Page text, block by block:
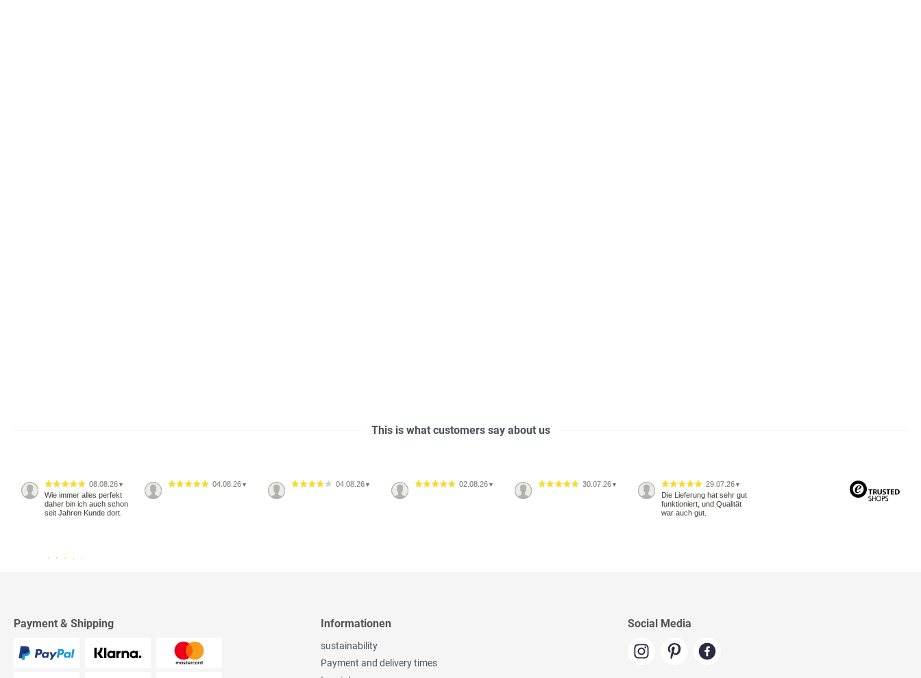
This is what customers say about us
08.08.26 ▼
Wie immer alles perfekt
daher bin ich auch schon
seit Jahren Kunde dort.
04.08.26 ▼ 04.08.26 ▼ 02.08.26 ▼ 30.07.26 ▼ 29.07.26 ▼
Die Lieferung hat sehr gut
funktioniert, und Qualität
war auch gut.
Payment & Shipping Informationen
sustainability
Payment and delivery times
Social Media